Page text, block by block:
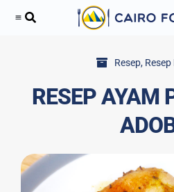
Resep,
RESEP AYAM